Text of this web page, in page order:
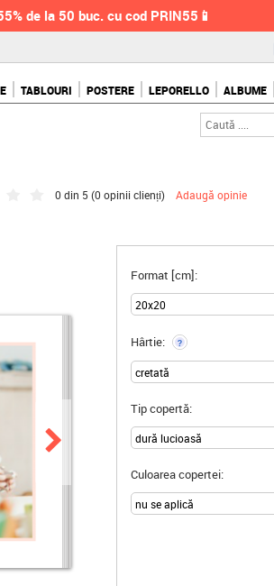
de la 50 buc. cu cod PRIN55📱
TABLOURI POSTERE LEPORELLO ALBUME
0 din 5 (0 opinii clienți) Adaugă opinie
Format [cm]:
Hârtie: ?
Tip copertă:
Culoarea copertei: